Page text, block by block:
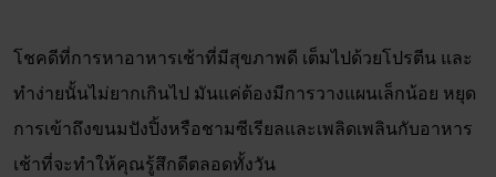
โชคดีที่การหาอาหารเช้าที่มีสุขภาพดี เต็มไปด้วยโปรตีน และ
ทำง่ายนั้นไม่ยากเกินไป มันแค่ต้องมีการวางแผนเล็กน้อย หยุด
การเข้าถึงขนมปังปิ้งหรือชามซีเรียลและเพลิดเพลินกับอาหาร
เช้าที่จะทำให้คุณรู้สึกดีตลอดทั้งวัน